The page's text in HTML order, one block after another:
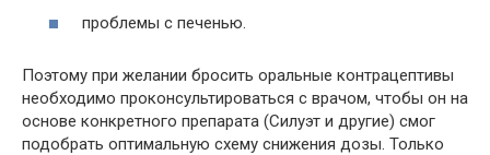
проблемы с печенью.
Поэтому при желании бросить оральные контрацептивы
необходимо проконсультироваться с врачом, чтобы он на
основе конкретного препарата (Силуэт и другие) смог
подобрать оптимальную схему снижения дозы. Только